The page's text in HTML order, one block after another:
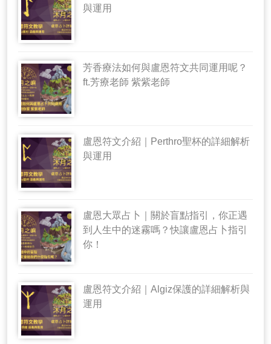
與運用
芳香療法如何與盧恩符文共同運用呢？
ft.芳療老師 紫紫老師
盧恩符文介紹｜Perthro聖杯的詳細解析
與運用
盧恩大眾占卜｜關於盲點指引，你正遇
到人生中的迷霧嗎？快讓盧恩占卜指引
你！
盧恩符文介紹｜Algiz保護的詳細解析與
運用